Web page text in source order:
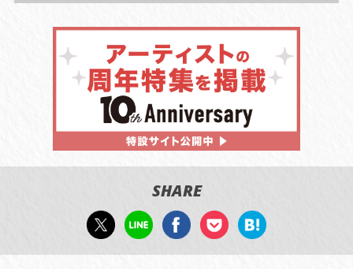
SHARE